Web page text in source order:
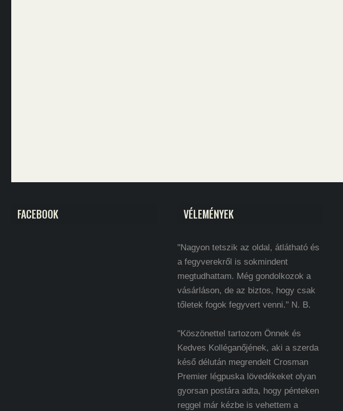
FACEBOOK VÉLEMÉNYEK
"Nagyon tetszik az oldal, átlátható és
a fegyverekről is sokmindent
megtudhattam. Még gondolkozok a
vásárláson, de az biztos, hogy csak
tőletek fogok fegyvert venni." N. B.
"Köszönettel tartozom Önnek és
Kedves Kolléganőjének, aki a szerda
késő délután megrendelt Crosman
Premier légpuska lövedékeket olyan
gyorsan postára adta, hogy pénteken
reggel már kézbe is vehettem a